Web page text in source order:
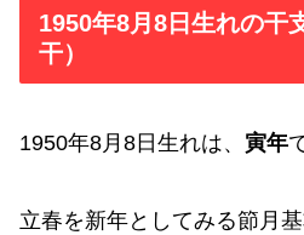
1950年8月8日生れの干
干）
1950年8月8日生れは、 寅年
立春を新年としてみる節月基